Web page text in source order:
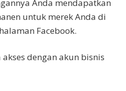
Anda mendapatkan
untuk merek Anda di
Facebook.
dengan akun bisnis